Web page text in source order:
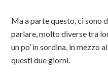
Ma a parte questo, ci sono
parlare, molto diverse tra
un po’ in sordina, in mezzo
questi due giorni.